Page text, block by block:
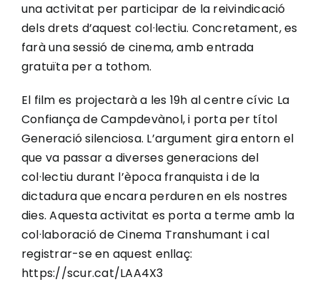
una activitat per participar de la reivindicació
dels drets d’aquest col·lectiu. Concretament, es
farà una sessió de cinema, amb entrada
gratuïta per a tothom.
El film es projectarà a les 19h al centre cívic La
Confiança de Campdevànol, i porta per títol
Generació silenciosa. L’argument gira entorn el
que va passar a diverses generacions del
col·lectiu durant l’època franquista i de la
dictadura que encara perduren en els nostres
dies. Aquesta activitat es porta a terme amb la
col·laboració de Cinema Transhumant i cal
registrar-se en aquest enllaç:
https://scur.cat/LAA4X3